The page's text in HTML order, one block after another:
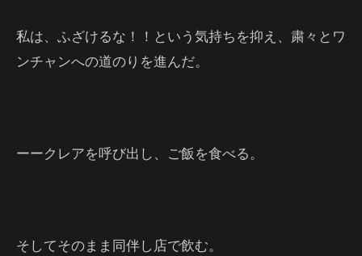
私は、ふざけるな！！という気持ちを抑え、粛々とワ
ンチャンへの道のりを進んだ。
ーークレアを呼び出し、ご飯を食べる。
そしてそのまま同伴し店で飲む。